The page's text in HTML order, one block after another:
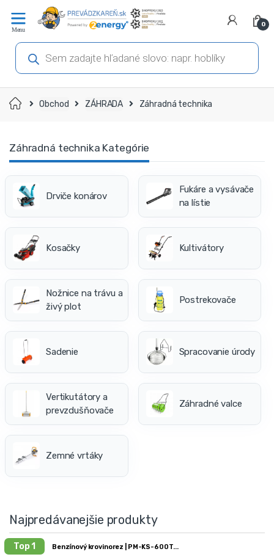
navigáciu
obsah
0
Products
search
Domov Obchod ZÁHRADA Záhradná technika
Záhradná technika Kategórie
Drviče konárov
Fukáre a vysávače
na lístie
Kosačky Kultivátory
Nožnice na trávu a
živý plot
Postrekovače
Sadenie Spracovanie úrody
Vertikutátory a
prevzdušňovače
Záhradné valce
Zemné vrtáky
Najpredávanejšie produkty
Top 1 Benzínový krovinorez | PM-KS-600T